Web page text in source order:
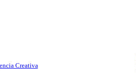
Creativa